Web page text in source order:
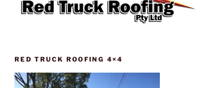
RED TRUCK ROOFING 4×4